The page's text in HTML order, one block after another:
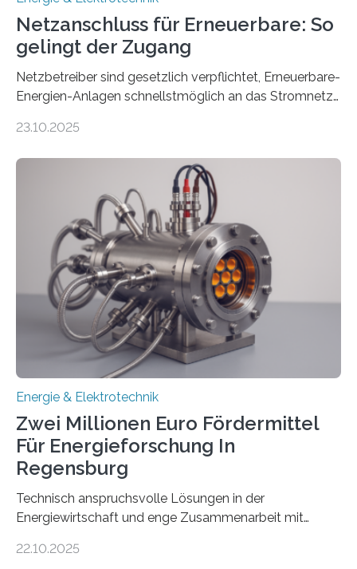
Netzanschluss für Erneuerbare: So
gelingt der Zugang
Netzbetreiber sind gesetzlich verpflichtet, Erneuerbare-
Energien-Anlagen schnellstmöglich an das Stromnetz
ermöglichen. Doch der dafür nötige Netzausbau hinkt
einem „Anschlussstau“. Die Stiftung
Umweltenergierecht hat den Rechtsrahmen in einem
neuen Bericht für die Praxis eingeordnet – inklusive der
Rolle von flexiblen Netzanschlussvereinbarungen. Der
Netzanschluss von Erneuerbare-Energien-Anlagen
(EE-Anlagen) ist entscheidend für die Energiewende.
Denn ohne Anschluss an das Netz kann kein Strom
eingespeist werden. Nach dem Erneuerbare-Energien-
Gesetz (EEG) sind Netzbetreiber…
23.10.2025
Energie & Elektrotechnik
Zwei Millionen Euro Fördermittel
Für Energieforschung In
Regensburg
Technisch anspruchsvolle Lösungen in der
Energiewirtschaft und enge Zusammenarbeit mit
neuen EU-geförderten Transfer-Projekte zu
22.10.2025